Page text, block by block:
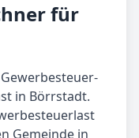
für
in Börrstadt.
Gemeinde in